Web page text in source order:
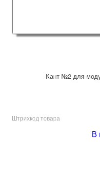
Кант №2 для
Штрихкод товара
В